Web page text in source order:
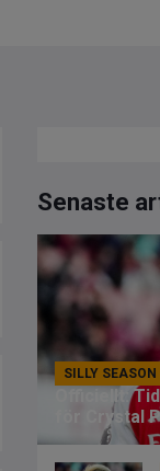
Senaste
SILLY SEASON
Officiellt:
för Crystal